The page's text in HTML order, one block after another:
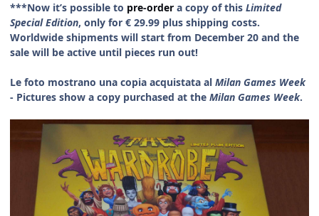
***Now it’s possible to pre-order a copy of this Limited
Special Edition, only for € 29.99 plus shipping costs.
Worldwide shipments will start from December 20 and the
sale will be active until pieces run out!
Le foto mostrano una copia acquistata al Milan Games Week
- Pictures show a copy purchased at the Milan Games Week.